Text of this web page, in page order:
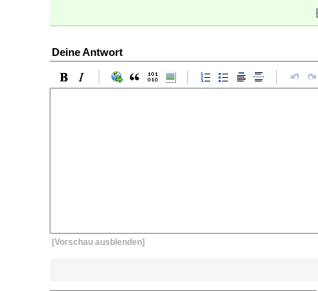
Deine Antwort
[Vorschau ausblenden]